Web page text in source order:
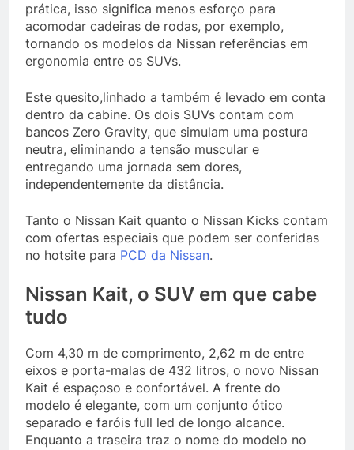
prática, isso significa menos esforço para
acomodar cadeiras de rodas, por exemplo,
tornando os modelos da Nissan referências em
ergonomia entre os SUVs.
Este quesito,linhado a também é levado em conta
dentro da cabine. Os dois SUVs contam com
bancos Zero Gravity, que simulam uma postura
neutra, eliminando a tensão muscular e
entregando uma jornada sem dores,
independentemente da distância.
Tanto o Nissan Kait quanto o Nissan Kicks contam
com ofertas especiais que podem ser conferidas
no hotsite para PCD da Nissan.
Nissan Kait, o SUV em que cabe
tudo
Com 4,30 m de comprimento, 2,62 m de entre
eixos e porta-malas de 432 litros, o novo Nissan
Kait é espaçoso e confortável. A frente do
modelo é elegante, com um conjunto ótico
separado e faróis full led de longo alcance.
Enquanto a traseira traz o nome do modelo no